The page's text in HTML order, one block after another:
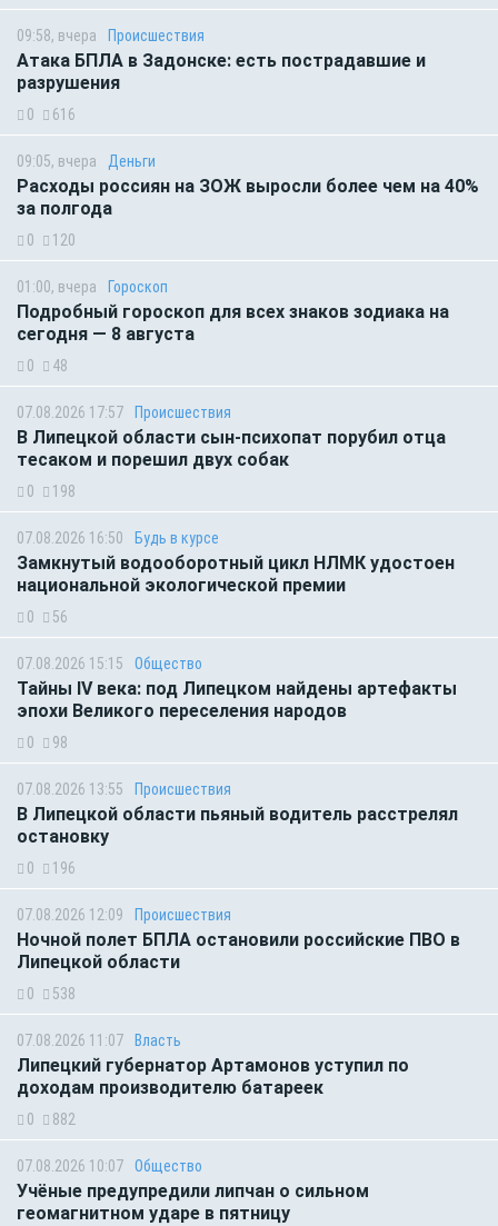
09:58, вчера Происшествия
Атака БПЛА в Задонске: есть пострадавшие и
разрушения
0 616
09:05, вчера Деньги
Расходы россиян на ЗОЖ выросли более чем на 40%
за полгода
0 120
01:00, вчера Гороскоп
Подробный гороскоп для всех знаков зодиака на
сегодня — 8 августа
0 48
07.08.2026 17:57 Происшествия
В Липецкой области сын-психопат порубил отца
тесаком и порешил двух собак
0 198
07.08.2026 16:50 Будь в курсе
Замкнутый водооборотный цикл НЛМК удостоен
национальной экологической премии
0 56
07.08.2026 15:15 Общество
Тайны IV века: под Липецком найдены артефакты
эпохи Великого переселения народов
0 98
07.08.2026 13:55 Происшествия
В Липецкой области пьяный водитель расстрелял
остановку
0 196
07.08.2026 12:09 Происшествия
Ночной полет БПЛА остановили российские ПВО в
Липецкой области
0 538
07.08.2026 11:07 Власть
Липецкий губернатор Артамонов уступил по
доходам производителю батареек
0 882
07.08.2026 10:07 Общество
Учёные предупредили липчан о сильном
геомагнитном ударе в пятницу